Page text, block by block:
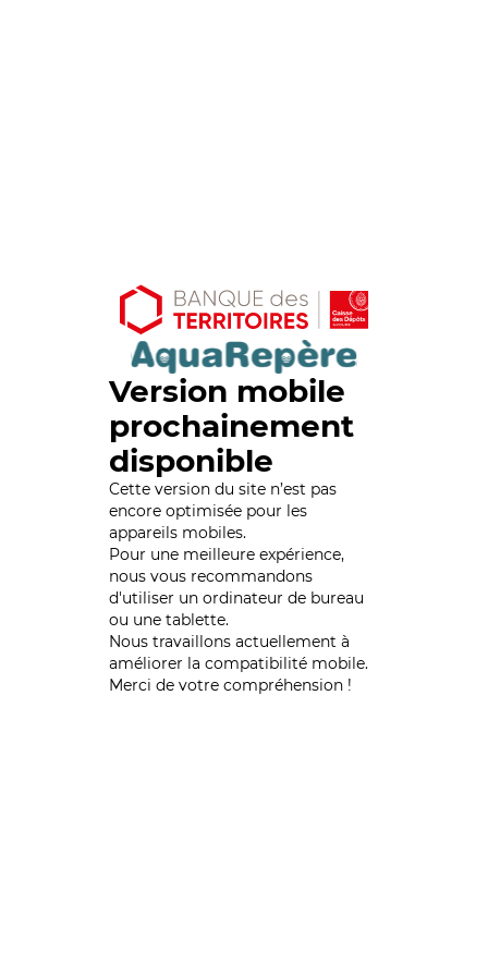
Version mobile
prochainement
disponible
Cette version du site n’est pas
encore optimisée pour les
appareils mobiles.
Pour une meilleure expérience,
nous vous recommandons
d'utiliser un ordinateur de bureau
ou une tablette.
Nous travaillons actuellement à
améliorer la compatibilité mobile.
Merci de votre compréhension !